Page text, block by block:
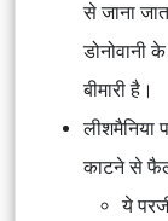
से जाना
डोनोवानी
बीमारी है।
लीशमैनिया
काटने से
ये